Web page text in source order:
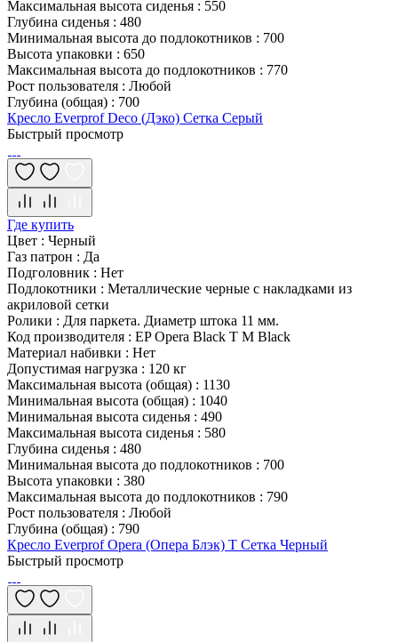
Максимальная высота сиденья : 550
Глубина сиденья : 480
Минимальная высота до подлокотников : 700
Высота упаковки : 650
Максимальная высота до подлокотников : 770
Рост пользователя : Любой
Глубина (общая) : 700
Кресло Everprof Deco (Дэко) Сетка Серый
Быстрый просмотр
Где купить
Цвет : Черный
Газ патрон : Да
Подголовник : Нет
Подлокотники : Металлические черные с накладками из
акриловой сетки
Ролики : Для паркета. Диаметр штока 11 мм.
Код производителя : EP Opera Black T M Black
Материал набивки : Нет
Допустимая нагрузка : 120 кг
Максимальная высота (общая) : 1130
Минимальная высота (общая) : 1040
Минимальная высота сиденья : 490
Максимальная высота сиденья : 580
Глубина сиденья : 480
Минимальная высота до подлокотников : 700
Высота упаковки : 380
Максимальная высота до подлокотников : 790
Рост пользователя : Любой
Глубина (общая) : 790
Кресло Everprof Opera (Опера Блэк) T Сетка Черный
Быстрый просмотр